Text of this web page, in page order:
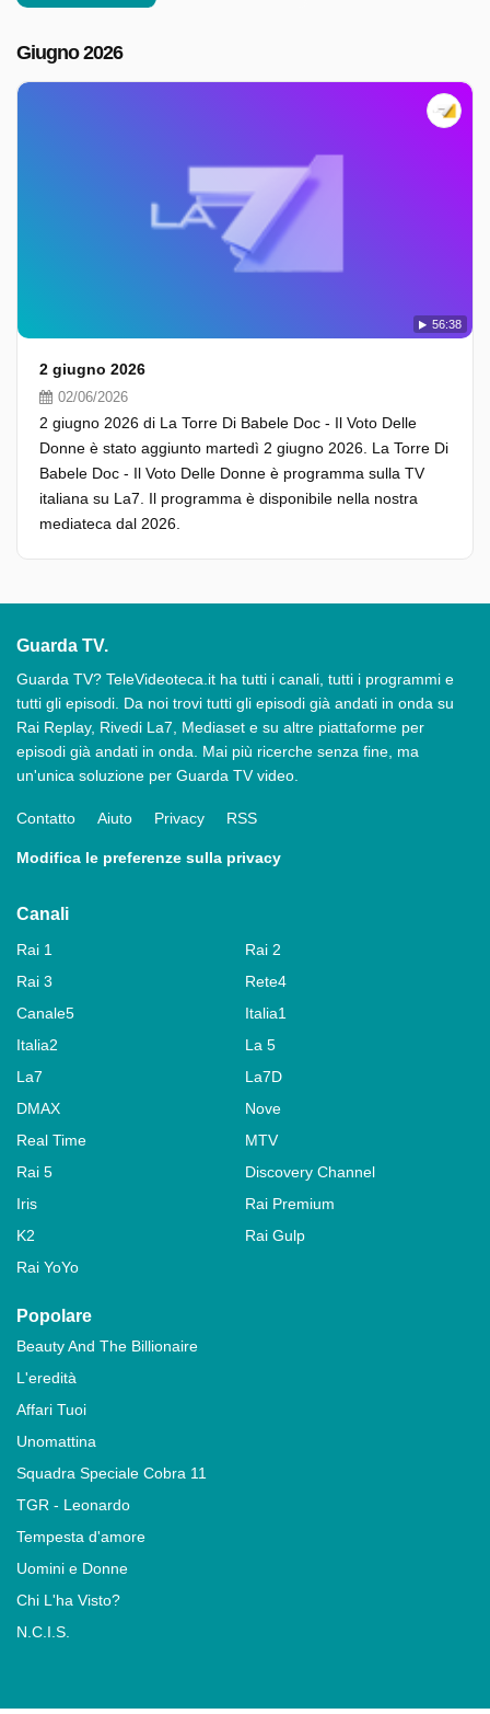
Giugno 2026
56:38
2 giugno 2026
02/06/2026
2 giugno 2026 di La Torre Di Babele Doc - Il Voto Delle
Donne è stato aggiunto martedì 2 giugno 2026. La Torre Di
Babele Doc - Il Voto Delle Donne è programma sulla TV
italiana su La7. Il programma è disponibile nella nostra
mediateca dal 2026.
Guarda TV.
Guarda TV? TeleVideoteca.it ha tutti i canali, tutti i programmi e
tutti gli episodi. Da noi trovi tutti gli episodi già andati in onda su
Rai Replay, Rivedi La7, Mediaset e su altre piattaforme per
episodi già andati in onda. Mai più ricerche senza fine, ma
un'unica soluzione per Guarda TV video.
Contatto Aiuto Privacy RSS
Modifica le preferenze sulla privacy
Canali
Rai 1
Rai 2
Rai 3
Rete4
Canale5
Italia1
Italia2
La 5
La7
La7D
DMAX
Nove
Real Time
MTV
Rai 5
Discovery Channel
Iris
Rai Premium
K2
Rai Gulp
Rai YoYo
Popolare
Beauty And The Billionaire
L'eredità
Affari Tuoi
Unomattina
Squadra Speciale Cobra 11
TGR - Leonardo
Tempesta d'amore
Uomini e Donne
Chi L'ha Visto?
N.C.I.S.